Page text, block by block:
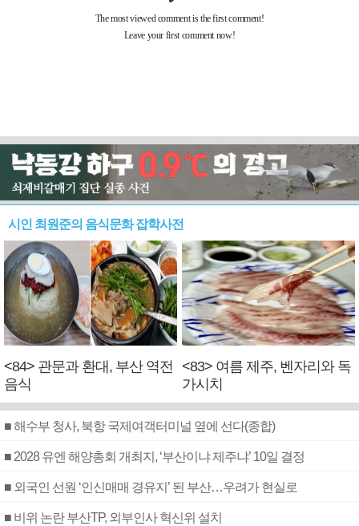
시인 최원준의 음식문화 잡학사전
<84> 관문과 환대, 부산 역전
음식
<83> 여름 제주, 벤자리와 독
가시치
■ 해수부 청사, 북항 국제여객터미널 옆에 선다(종합)
■ 2028 유엔 해양총회 개최지, ‘부산이냐 제주냐’ 10일 결정
■ 외국인 선원 ‘인신매매 경유지’ 된 부산…우려가 현실로
■ 비위 논란 부산TP, 외부인사 혁신위 설치